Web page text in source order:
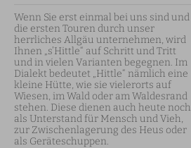
Wenn Sie erst einmal bei uns sind und
die ersten Touren durch unser
herrliches Allgäu unternehmen, wird
Ihnen „s’Hittle“ auf Schritt und Tritt
und in vielen Varianten begegnen. Im
Dialekt bedeutet „Hittle“ nämlich eine
kleine Hütte, wie sie vielerorts auf
Wiesen, im Wald oder am Waldesrand
stehen. Diese dienen auch heute noch
als Unterstand für Mensch und Vieh,
zur Zwischenlagerung des Heus oder
als Geräteschuppen.